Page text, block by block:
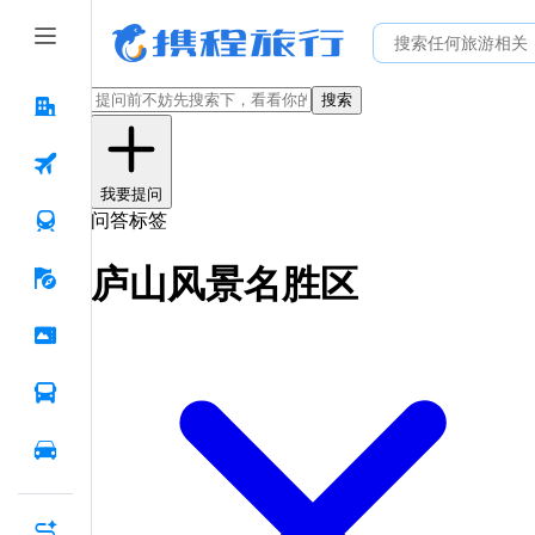
搜索
我要提问
问答标签
庐山风景名胜区